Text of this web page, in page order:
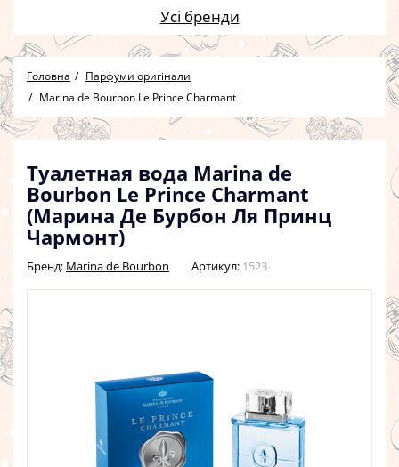
Усі бренди
Головна
Парфуми оригінали
Marina de Bourbon Le Prince Charmant
Туалетная вода Marina de
Bourbon Le Prince Charmant
(Марина Де Бурбон Ля Принц
Чармонт)
Бренд: Marina de Bourbon Артикул: 1523